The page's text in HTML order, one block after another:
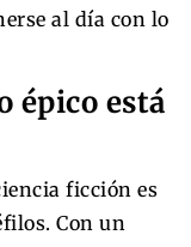
al día con lo
épico está
ficción es
Con un